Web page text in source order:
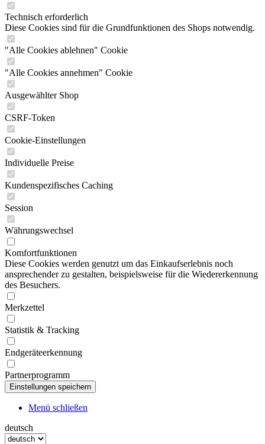
Technisch erforderlich
Diese Cookies sind für die Grundfunktionen des Shops notwendig.
"Alle Cookies ablehnen" Cookie
"Alle Cookies annehmen" Cookie
Ausgewählter Shop
CSRF-Token
Cookie-Einstellungen
Individuelle Preise
Kundenspezifisches Caching
Session
Währungswechsel
Komfortfunktionen
Diese Cookies werden genutzt um das Einkaufserlebnis noch
ansprechender zu gestalten, beispielsweise für die Wiedererkennung
des Besuchers.
Merkzettel
Statistik & Tracking
Endgeräteerkennung
Partnerprogramm
Menü schließen
deutsch